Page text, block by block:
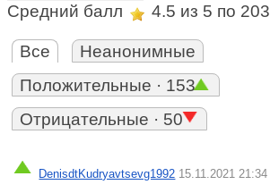
Средний балл 4.5 из 5 по 203
Все
Неанонимные
Положительные · 153
Отрицательные · 50
DenisdtKudryavtsevg1992 15.11.2021 21:34